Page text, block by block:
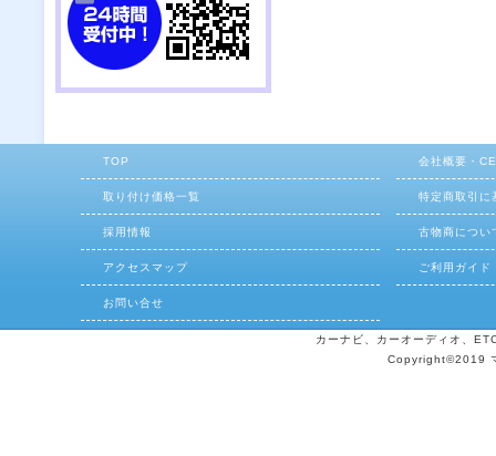
TOP 会社概要・
取り付け価格一覧 特定商取引に
採用情報 古物商につい
アクセスマップ ご利用ガイド
お問い合せ
カーナビ、カーオーディオ、
Copyright©2019